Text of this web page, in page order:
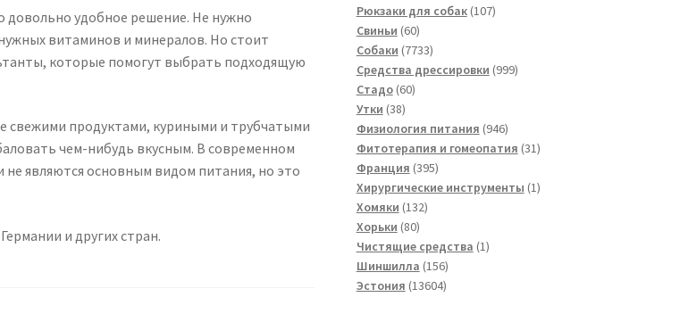
довольно удобное решение. Не нужно
витаминов и минералов. Но стоит
которые помогут выбрать подходящую
свежими продуктами, куриными и трубчатыми
чем-нибудь вкусным. В современном
являются основным видом питания, но это
и других стран.
товаров
Рюкзаки для собак 107107
Свиньи 6060
товаров
Собаки 77337733
товара
Средства дрессировки 999999
Стадо 6060
Утки 3838
товаров
Физиология питания 946946
товаров
Фитотерапия и гомеопатия 3131
Франция 395395
товаров
Хирургические инструменты 11
Хомяки 132132
Хорьки 8080
товаров
Чистящие средства 11
Шиншилла 156156
товаров
Эстония 1360413604